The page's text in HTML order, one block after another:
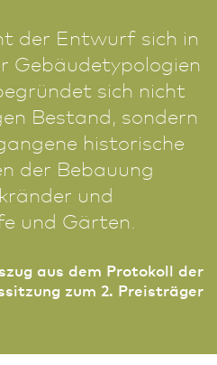
der Entwurf sich in
Gebäudetypologien
sich nicht
Bestand, sondern
historische
der Bebauung
und
und Gärten.
aus dem Protokoll der
zum 2. Preisträger